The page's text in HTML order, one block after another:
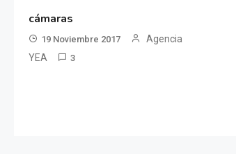
cámaras
19 Noviembre 2017
Agencia
YEA
3